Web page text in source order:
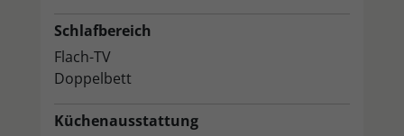
Schlafbereich
Flach-TV
Doppelbett
Küchenausstattung